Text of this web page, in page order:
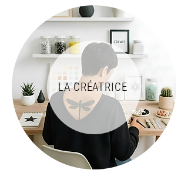
LA CRÉATRICE